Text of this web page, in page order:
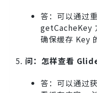
答：可以通过
getCacheKey
确保缓存 Key
问：怎样查看
答：可以通过